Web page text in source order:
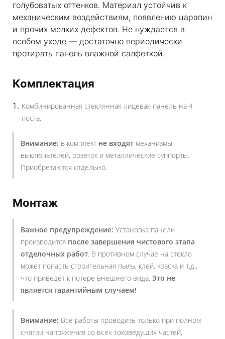
голубоватых оттенков. Материал устойчив к
механическим воздействиям, появлению царапин
и прочих мелких дефектов. Не нуждается в
особом уходе — достаточно периодически
протирать панель влажной салфеткой.
Комплектация
Комбинированная стеклянная лицевая панель на 4
поста.
Внимание: в комплект не входят механизмы
выключателей, розеток и металлические суппорты.
Приобретаются отдельно.
Монтаж
Важное предупреждение: Установка панели
производится после завершения чистового этапа
отделочных работ. В противном случае на стекло
может попасть строительная пыль, клей, краска и т.д.,
что приведет к потере внешнего вида. Это не
является гарантийным случаем!
Внимание: Все работы проводить только при полном
снятии напряжения со всех токоведущих частей,